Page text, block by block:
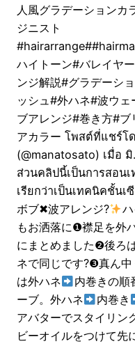
人風グラデーションカ
ジニスト
ハイトーン#バレイヤ
ンジ解説#グラデーシ
ッシュ#外ハネ#波ウ
ブアレンジ#巻き方#
アカラー โพสต์ที่แชร์
(@manatosato) เมื่อ
ส่วนคลิปนี้เป็นการสอน
เรียกว่าเป็นเทคนิคชั้นเ
ボブ✖︎波アレンジ?
もお洒落に❶襟足を外
にまとめました❷後ろ
ネで同じです?❸真ん
は外ハネ
内巻きの順
ーブ。外ハネ
内巻き
アバターでスタイリン
ビーオイルをつけて先